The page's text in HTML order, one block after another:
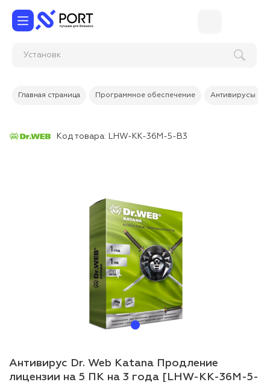
У
Главная страница Программное обеспечение Антивирусы
Код товара: LHW-KK-36M-5-B3
Антивирус Dr. Web Katana Продление
лицензии на 5 ПК на 3 года [LHW-KK-36M-5-